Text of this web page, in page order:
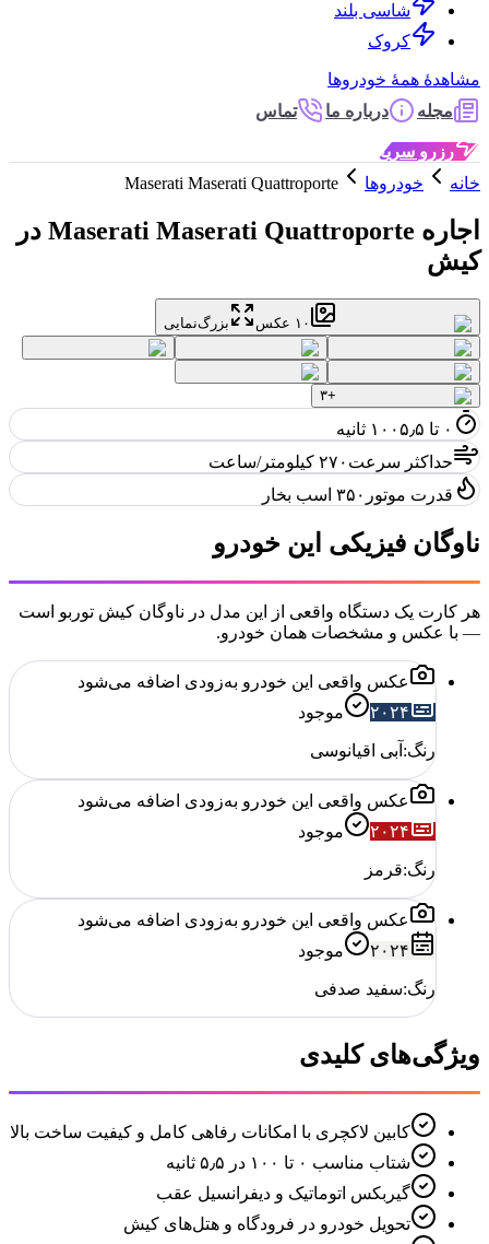
شاسی بلند
کروک
مشاهدهٔ همهٔ خودروها
مجله
درباره ما تماس
رزرو سریع
خانه
خودروها Maserati Maserati Quattroporte
اجاره Maserati Maserati Quattroporte در
کیش
۱۰ عکس بزرگ‌نمایی
+۳
۰ تا ۱۰۰
۵٫۵ ثانیه
حداکثر سرعت ۲۷۰ کیلومتر/ساعت
قدرت موتور ۳۵۰ اسب بخار
ناوگان فیزیکی این خودرو
هر کارت یک دستگاه واقعی از این مدل در ناوگان کیش توربو است
— با عکس و مشخصات همان خودرو.
عکس واقعی این خودرو به‌زودی اضافه می‌شود
۲۰۲۴
موجود
رنگ: آبی اقیانوسی
عکس واقعی این خودرو به‌زودی اضافه می‌شود
۲۰۲۴
موجود
رنگ:قرمز
عکس واقعی این خودرو به‌زودی اضافه می‌شود
۲۰۲۴
موجود
رنگ:سفید صدفی
ویژگی‌های کلیدی
کابین لاکچری با امکانات رفاهی کامل و کیفیت ساخت بالا
شتاب مناسب ۰ تا ۱۰۰ در ۵٫۵ ثانیه
گیربکس اتوماتیک و دیفرانسیل عقب
تحویل خودرو در فرودگاه و هتل‌های کیش